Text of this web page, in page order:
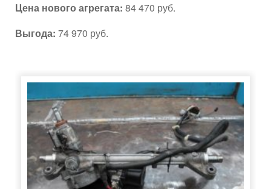
Цена нового агрегата: 84 470 руб.
Выгода: 74 970 руб.